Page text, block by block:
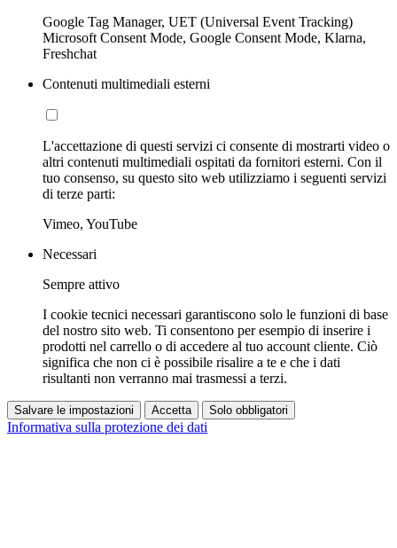
Google Tag Manager, UET (Universal Event Tracking)
Microsoft Consent Mode, Google Consent Mode, Klarna,
Freshchat
Contenuti multimediali esterni
L'accettazione di questi servizi ci consente di mostrarti video o
altri contenuti multimediali ospitati da fornitori esterni. Con il
tuo consenso, su questo sito web utilizziamo i seguenti servizi
di terze parti:
Vimeo, YouTube
Necessari
Sempre attivo
I cookie tecnici necessari garantiscono solo le funzioni di base
del nostro sito web. Ti consentono per esempio di inserire i
prodotti nel carrello o di accedere al tuo account cliente. Ciò
significa che non ci è possibile risalire a te e che i dati
risultanti non verranno mai trasmessi a terzi.
Salvare le impostazioni Accetta Solo obbligatori
Informativa sulla protezione dei dati